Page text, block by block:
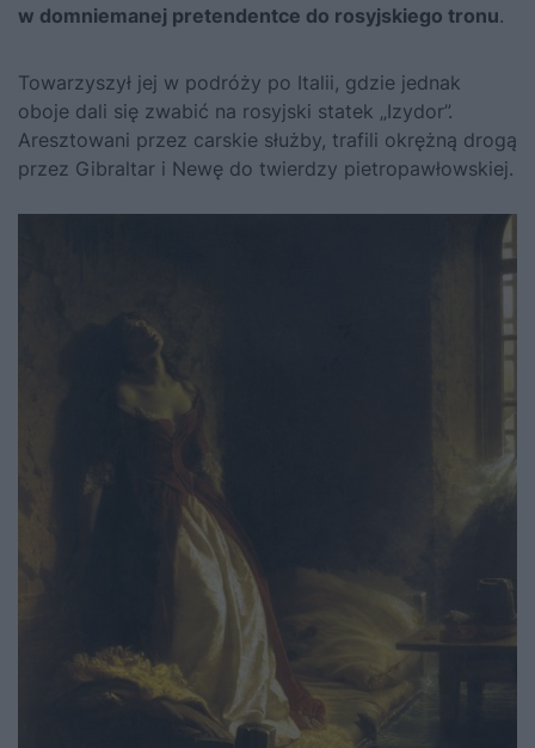
w domniemanej pretendentce do rosyjskiego tronu.
Towarzyszył jej w podróży po Italii, gdzie jednak
oboje dali się zwabić na rosyjski statek „Izydor”.
Aresztowani przez carskie służby, trafili okrężną drogą
przez Gibraltar i Newę do twierdzy pietropawłowskiej.